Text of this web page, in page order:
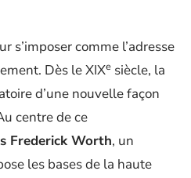
s’imposer comme l’adresse
Dès le XIXe siècle, la
d’une nouvelle façon
centre de ce
Frederick Worth, un
les bases de la haute